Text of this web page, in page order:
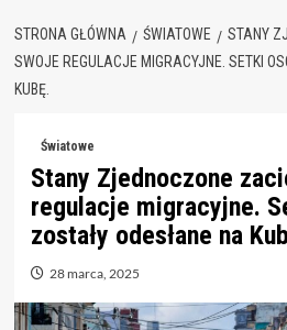
STRONA GŁÓWNA ŚWIATOWE
STANY
SWOJE REGULACJE MIGRACYJNE. SETKI
KUBĘ.
Światowe
Stany Zjednoczone
regulacje migracyjne.
zostały odesłane na
28 marca, 2025